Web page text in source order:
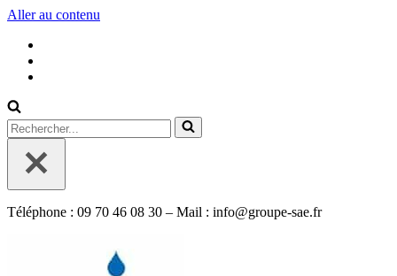
Aller au contenu
Rechercher...
Téléphone : 09 70 46 08 30 – Mail : info@groupe-sae.fr